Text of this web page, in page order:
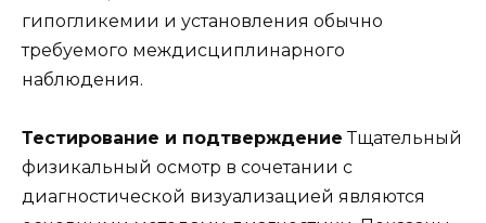
гипогликемии и установления обычно
требуемого междисциплинарного
наблюдения.
Тестирование и подтверждение Тщательный
физикальный осмотр в сочетании с
диагностической визуализацией являются